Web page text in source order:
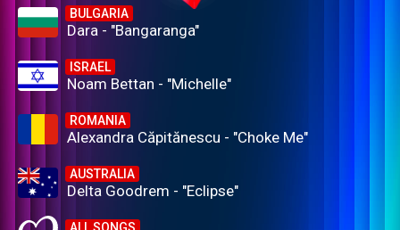
BULGARIA
Dara - "Bangaranga"
ISRAEL
Noam Bettan - "Michelle"
ROMANIA
Alexandra Căpitănescu - "Choke Me"
AUSTRALIA
Delta Goodrem - "Eclipse"